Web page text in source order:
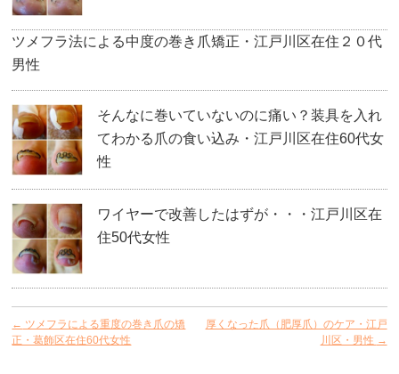
ツメフラ法による中度の巻き爪矯正・江戸川区在住２０代
男性
そんなに巻いていないのに痛い？装具を入れ
てわかる爪の食い込み・江戸川区在住60代女
性
ワイヤーで改善したはずが・・・江戸川区在
住50代女性
← ツメフラによる重度の巻き爪の矯
正・葛飾区在住60代女性
厚くなった爪（肥厚爪）のケア・江戸
川区・男性 →